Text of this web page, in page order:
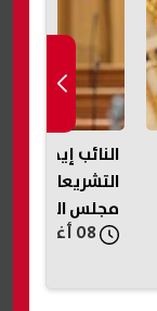
النائب إيهاب
التشريعات
مجلس النواب